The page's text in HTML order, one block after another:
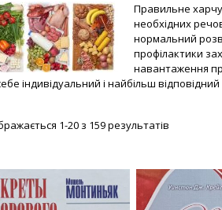
Правильне
необхідних
нормальний
профілактики
навантаження
індивідуальний і найбільш
1-20 з 159 результатів